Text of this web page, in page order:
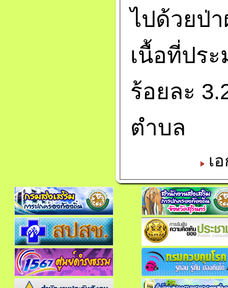
ไปด้วยป่
เนื้อที่ปร
ร้อยละ
ตำบล
เ